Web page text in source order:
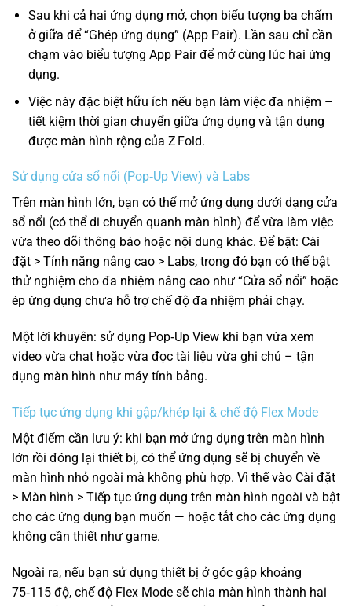
Sau khi cả hai ứng dụng mở, chọn biểu tượng ba chấm
ở giữa để “Ghép ứng dụng” (App Pair). Lần sau chỉ cần
chạm vào biểu tượng App Pair để mở cùng lúc hai ứng
dụng.
Việc này đặc biệt hữu ích nếu bạn làm việc đa nhiệm –
tiết kiệm thời gian chuyển giữa ứng dụng và tận dụng
được màn hình rộng của Z Fold.
Sử dụng cửa sổ nổi (Pop‑Up View) và Labs
Trên màn hình lớn, bạn có thể mở ứng dụng dưới dạng cửa
sổ nổi (có thể di chuyển quanh màn hình) để vừa làm việc
vừa theo dõi thông báo hoặc nội dung khác. Để bật: Cài
đặt > Tính năng nâng cao > Labs, trong đó bạn có thể bật
thử nghiệm cho đa nhiệm nâng cao như “Cửa sổ nổi” hoặc
ép ứng dụng chưa hỗ trợ chế độ đa nhiệm phải chạy.
Một lời khuyên: sử dụng Pop‑Up View khi bạn vừa xem
video vừa chat hoặc vừa đọc tài liệu vừa ghi chú – tận
dụng màn hình như máy tính bảng.
Tiếp tục ứng dụng khi gập/khép lại & chế độ Flex Mode
Một điểm cần lưu ý: khi bạn mở ứng dụng trên màn hình
lớn rồi đóng lại thiết bị, có thể ứng dụng sẽ bị chuyển về
màn hình nhỏ ngoài mà không phù hợp. Vì thế vào Cài đặt
> Màn hình > Tiếp tục ứng dụng trên màn hình ngoài và bật
cho các ứng dụng bạn muốn — hoặc tắt cho các ứng dụng
không cần thiết như game.
Ngoài ra, nếu bạn sử dụng thiết bị ở góc gập khoảng
75‑115 độ, chế độ Flex Mode sẽ chia màn hình thành hai